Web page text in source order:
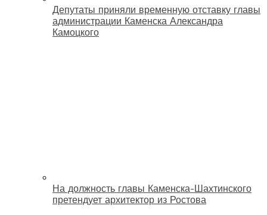
Депутаты приняли временную отставку главы
администрации Каменска Александра
Камоцкого
На должность главы Каменска-Шахтинского
претендует архитектор из Ростова